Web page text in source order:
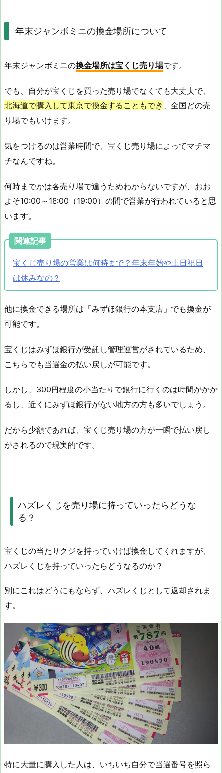
年末ジャンボミニの換金場所について
年末ジャンボミニの換金場所は宝くじ売り場です。
でも、自分が宝くじを買った売り場でなくても大丈夫で、
北海道で購入して東京で換金することもでき 、全国どの売
り場でもいけます。
気をつけるのは営業時間で、宝くじ売り場によってマチマ
チなんですね。
何時までかは各売り場で違うためわからないですが、おお
よそ10:00～18:00（19:00）の間で営業が行われていると思
います。
関連記事
宝くじ売り場の営業は何時まで？年末年始や土日祝日
は休みなの？
他に換金できる場所は 「みずほ銀行の本支店」 でも換金が
可能です。
宝くじはみずほ銀行が受託し管理運営がされているため、
こちらでも当選金の払い戻しが可能です。
しかし、300円程度の小当たりで銀行に行くのは時間がかか
るし、近くにみずほ銀行がない地方の方も多いでしょう。
だから少額であれば、宝くじ売り場の方が一瞬で払い戻し
がされるので現実的です。
ハズレくじを売り場に持っていったらどうな
る？
宝くじの当たりクジを持っていけば換金してくれますが、
ハズレくじを持っていったらどうなるのか？
別にこれはどうにもならず、ハズレくじとして返却されま
す。
特に大量に購入した人は、いちいち自分で当選番号を照ら